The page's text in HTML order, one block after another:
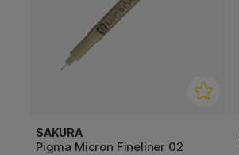
SAKURA
Pigma Micron Fineliner 02